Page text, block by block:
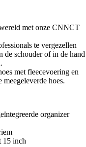
met onze CNNCT
te vergezellen
de schouder of in de hand
met fleecevoering en
meegeleverde hoes.
organizer
15 inch